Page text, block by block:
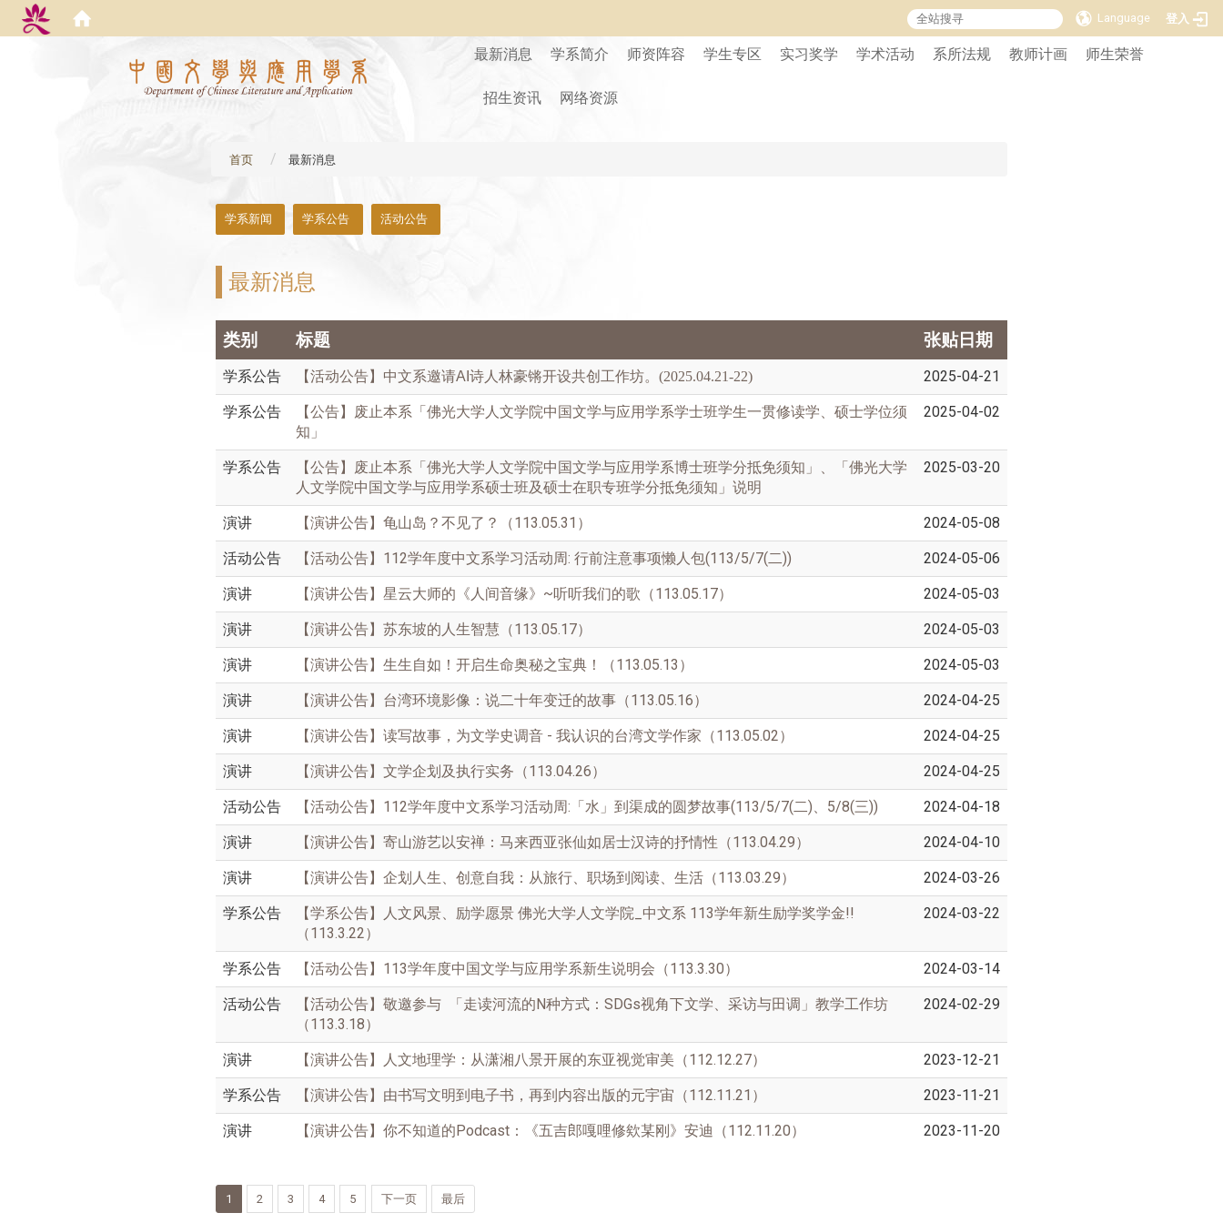
Language 登入
最新消息 学系简介 师资阵容 学生专区 实习奖学 学术活动 系所法规 教师计画 师生荣誉
招生资讯 网络资源
首页 最新消息
学系新闻 学系公告 活动公告
最新消息
类别 标题 张贴日期
学系公告 【活动公告】 中文系邀请AI 诗人林豪锵开设共创工作坊。(2025.04.21-22) 2025-04-21
学系公告
【公告】废止本系「佛光大学人文学院中国文学与应用学系学士班学生一贯修读学、硕士学位须
知」
2025-04-02
学系公告 【公告】废止本系 「佛光大学人文学院中国文学与应用学系博士班学分抵免须知」、「佛光大学
人文学院中国文学与应用学系硕士班及硕士在职专班学分抵免须知」说明
2025-03-20
演讲 【演讲公告】龟山岛？不见了？（113.05.31） 2024-05-08
活动公告 【活动公告】112学年度中文系学习活动周: 行前注意事项懒人包(113/5/7(二)) 2024-05-06
演讲 【演讲公告】星云大师的《人间音缘》~听听我们的歌（113.05.17） 2024-05-03
演讲 【演讲公告】苏东坡的人生智慧（113.05.17） 2024-05-03
演讲 【演讲公告】生生自如！开启生命奥秘之宝典！（113.05.13） 2024-05-03
演讲 【演讲公告】台湾环境影像：说二十年变迁的故事（113.05.16） 2024-04-25
演讲 【演讲公告】读写故事，为文学史调音 - 我认识的台湾文学作家（113.05.02） 2024-04-25
演讲 【演讲公告】文学企划及执行实务（113.04.26） 2024-04-25
活动公告 【活动公告】112学年度中文系学习活动周:「水」到渠成的圆梦故事(113/5/7(二)、5/8(三)) 2024-04-18
演讲 【演讲公告】寄山游艺以安禅：马来西亚张仙如居士汉诗的抒情性（113.04.29） 2024-04-10
演讲 【演讲公告】企划人生、创意自我：从旅行、职场到阅读、生活（113.03.29） 2024-03-26
学系公告
【学系公告】人文风景、励学愿景 佛光大学人文学院_中文系 113学年新生励学奖学金!!
（113.3.22）
2024-03-22
学系公告 【活动公告】113学年度中国文学与应用学系新生说明会（113.3.30） 2024-03-14
活动公告
【活动公告】敬邀参与 「走读河流的N种方式：SDGs视角下文学、采访与田调」教学工作坊
（113.3.18）
2024-02-29
演讲 【演讲公告】人文地理学：从潇湘八景开展的东亚视觉审美（112.12.27） 2023-12-21
学系公告 【演讲公告】由书写文明到电子书，再到内容出版的元宇宙（112.11.21） 2023-11-21
演讲 【演讲公告】你不知道的Podcast：《五吉郎嘎哩修欸某刚》安迪（112.11.20） 2023-11-20
1 2 3 4 5 下一页 最后